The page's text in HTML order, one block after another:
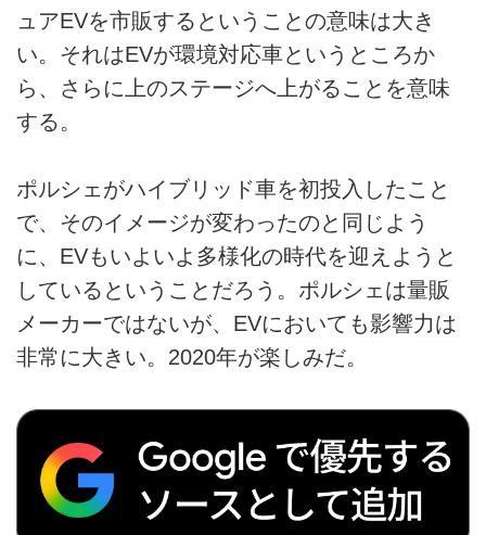
ュアEVを市販するということの意味は大き
い。それはEVが環境対応車というところか
ら、さらに上のステージへ上がることを意味
する。
ポルシェがハイブリッド車を初投入したこと
で、そのイメージが変わったのと同じよう
に、EVもいよいよ多様化の時代を迎えようと
しているということだろう。ポルシェは量販
メーカーではないが、EVにおいても影響力は
非常に大きい。2020年が楽しみだ。